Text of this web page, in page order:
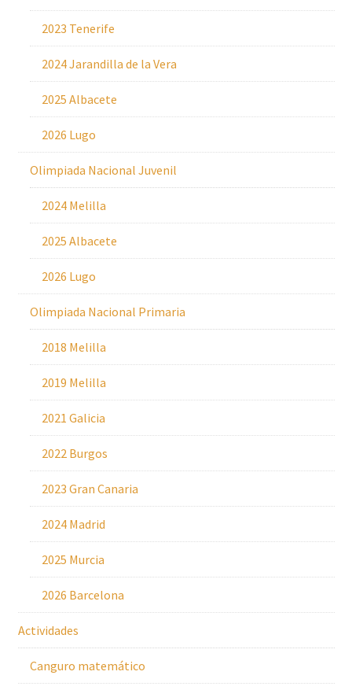
2023 Tenerife
2024 Jarandilla de la Vera
2025 Albacete
2026 Lugo
Olimpiada Nacional Juvenil
2024 Melilla
2025 Albacete
2026 Lugo
Olimpiada Nacional Primaria
2018 Melilla
2019 Melilla
2021 Galicia
2022 Burgos
2023 Gran Canaria
2024 Madrid
2025 Murcia
2026 Barcelona
Actividades
Canguro matemático